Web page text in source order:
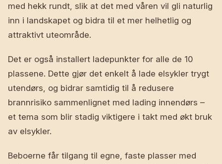
med hekk rundt, slik at det med våren vil gli naturlig
inn i landskapet og bidra til et mer helhetlig og
attraktivt uteområde.
Det er også installert ladepunkter for alle de 10
plassene. Dette gjør det enkelt å lade elsykler trygt
utendørs, og bidrar samtidig til å redusere
brannrisiko sammenlignet med lading innendørs –
et tema som blir stadig viktigere i takt med økt bruk
av elsykler.
Beboerne får tilgang til egne, faste plasser med